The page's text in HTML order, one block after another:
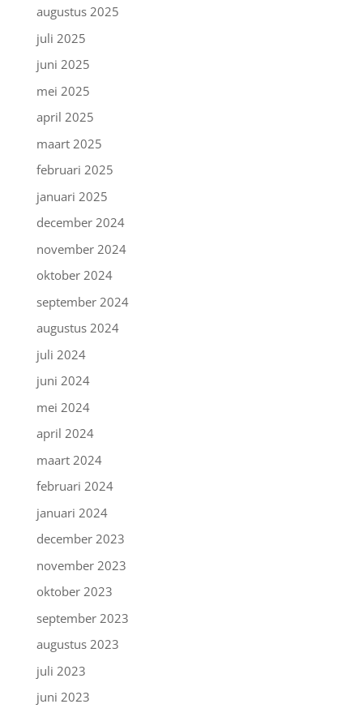
augustus 2025
juli 2025
juni 2025
mei 2025
april 2025
maart 2025
februari 2025
januari 2025
december 2024
november 2024
oktober 2024
september 2024
augustus 2024
juli 2024
juni 2024
mei 2024
april 2024
maart 2024
februari 2024
januari 2024
december 2023
november 2023
oktober 2023
september 2023
augustus 2023
juli 2023
juni 2023